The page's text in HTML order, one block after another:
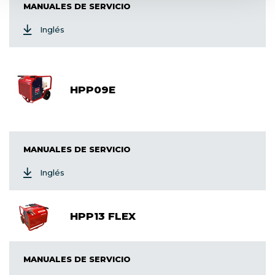
MANUALES DE SERVICIO
Inglés
HPP09E
MANUALES DE SERVICIO
Inglés
HPP13 FLEX
MANUALES DE SERVICIO